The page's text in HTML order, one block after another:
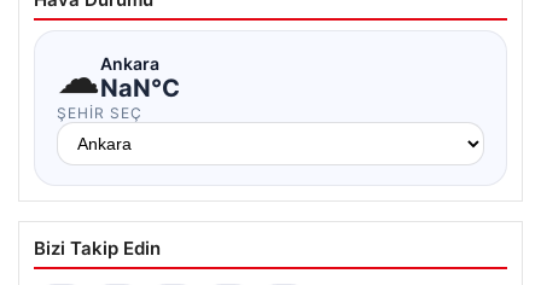
☁Ankara
NaN°C
ŞEHIR SEÇ
Bizi Takip Edin